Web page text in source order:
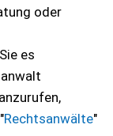
oder
es
Rechtsanwälte"